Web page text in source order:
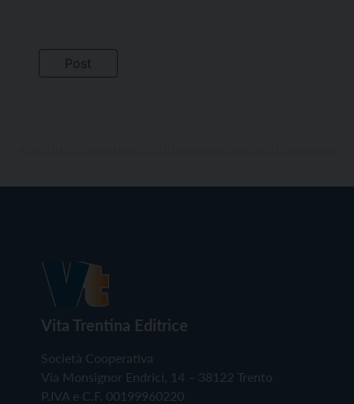
Vita Trentina Editrice
Società Cooperativa
Via Monsignor Endrici, 14 – 38122 Trento
P.IVA e C.F. 00199960220